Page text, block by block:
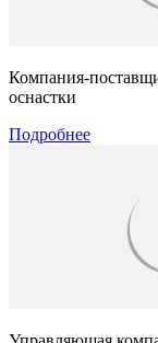
Компания-
оснастки
Подробнее